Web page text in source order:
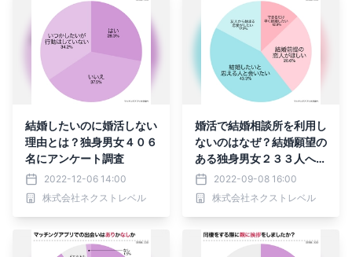
結婚したいのに婚活しない
理由とは？独身男女４０６
名にアンケート調査
2022-12-06 14:00
株式会社ネクストレベル
婚活で結婚相談所を利用し
ないのはなぜ？結婚願望の
ある独身男女２３３人へア
ンケート2022-09-08 16:00
株式会社ネクストレベル